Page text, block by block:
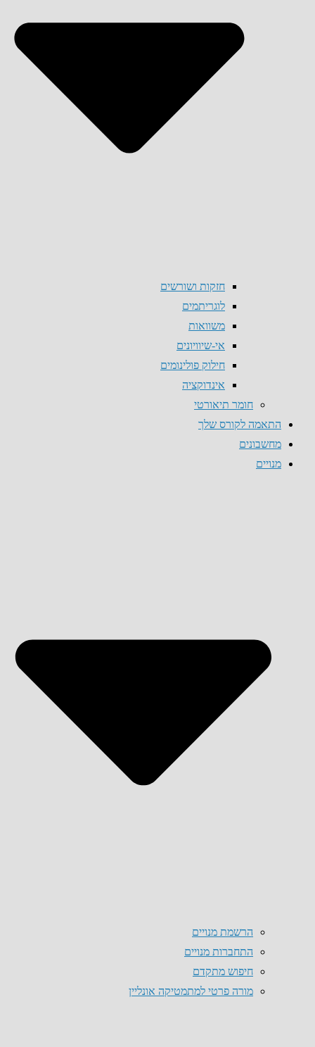
חזקות ושורשים
לוגריתמים
משוואות
אי-שיוויונים
חילוק פולינומים
אינדוקציה
חומר תיאורטי
התאמה לקורס שלך
מחשבונים
מנויים
הרשמת מנויים
התחברות מנויים
חיפוש מתקדם
מורה פרטי למתמטיקה אונליין